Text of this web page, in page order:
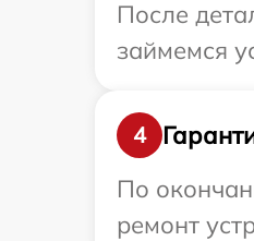
После
займемся
4
По
ремонт